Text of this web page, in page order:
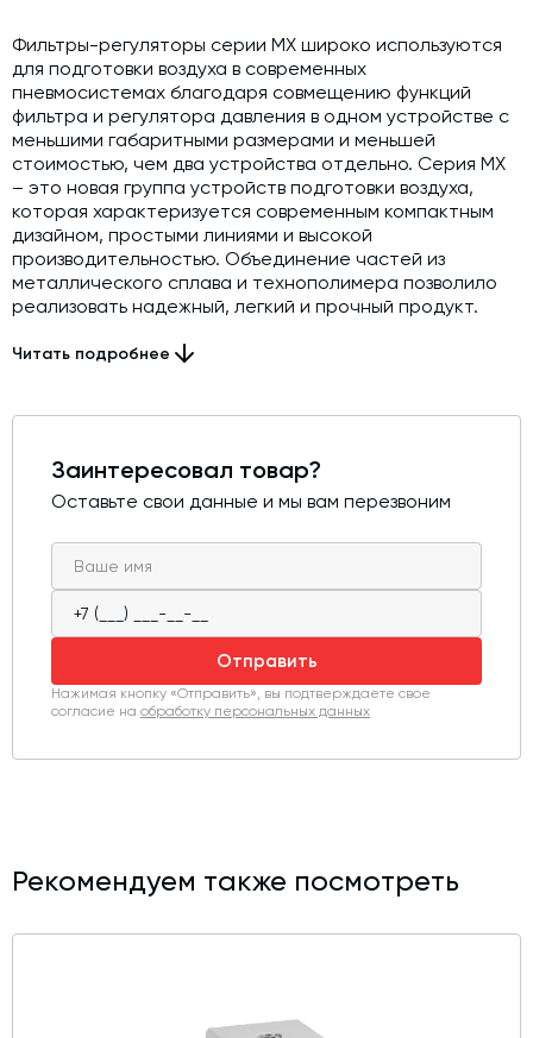
производств
Зимний комплект. Изготовление и монтаж
Срочная техпомощь. Онлайн-обследование и ремонт
завода
Доставка, шеф-монтаж и пуско-наладка и обучение
Автоматизированные системы управления (АСУ ТП) любой
сложности
Подбор и поставка комплектующих под любой завод
Фильтры-регуляторы серии МХ широко используются
для подготовки воздуха в современных
пневмосистемах благодаря совмещению функций
фильтра и регулятора давления в одном устройстве с
меньшими габаритными размерами и меньшей
стоимостью, чем два устройства отдельно. Серия МХ
– это новая группа устройств подготовки воздуха,
которая характеризуется современным компактным
дизайном, простыми линиями и высокой
производительностью. Объединение частей из
металлического сплава и технополимера позволило
реализовать надежный, легкий и прочный продукт.
компонентов. Технополимерный стакан с байонетным
регуляторы серии MX поставляются с
встроенным манометром и с присоединением для
манометра.
Читать подробнее
Заинтересовал товар?
Оставьте свои данные и мы вам перезвоним
Отправить
Нажимая кнопку «Отправить», вы подтверждаете свое
согласие на обработку персональных данных
Рекомендуем также посмотреть